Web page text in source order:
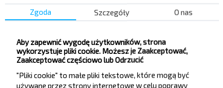
Brześć
Warszawa
Rezerwuj
Zgoda Szczegóły O nas
Aby zapewnić wygodę użytkowników, strona
wykorzystuje pliki cookie. Możesz je Zaakceptować,
Zaakceptować częściowo lub Odrzucić
"Pliki cookie" to małe pliki tekstowe, które mogą być
używane przez strony internetowe w celu poprawy